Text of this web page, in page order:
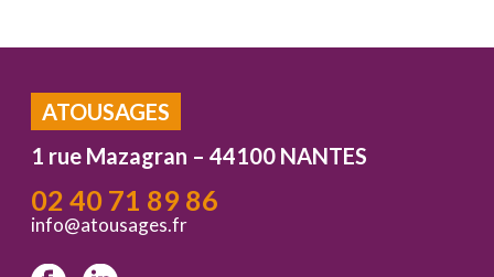
ATOUSAGES
1 rue Mazagran – 44100 NANTES
02 40 71 89 86
info@atousages.fr